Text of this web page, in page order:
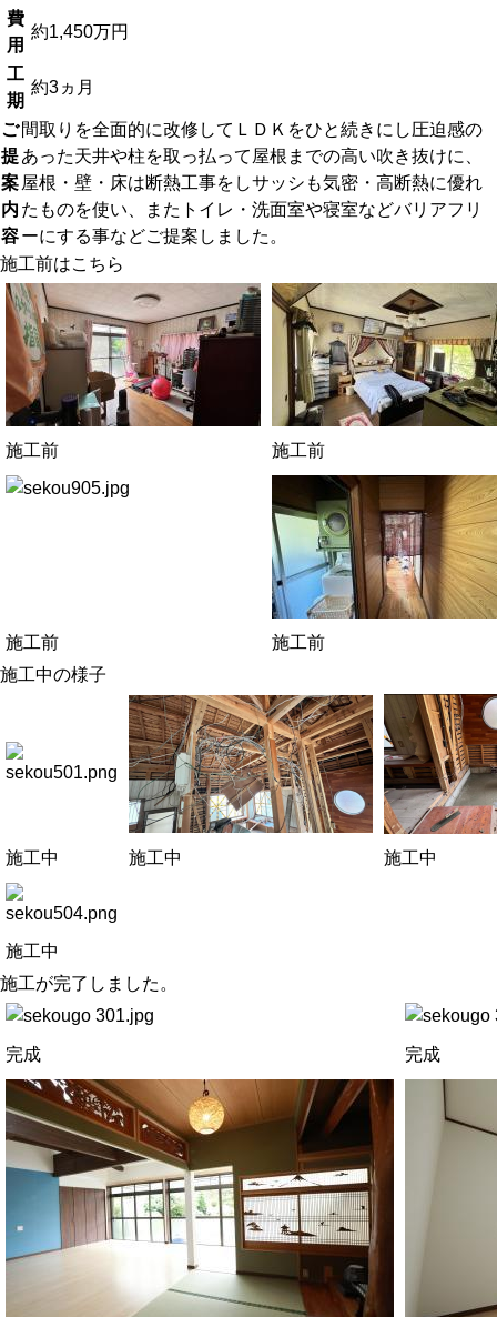
費
用
約1,450万円
工
期
約3ヵ月
ご
提
案
内
容
間取りを全面的に改修してＬＤＫをひと続きにし圧迫感の
あった天井や柱を取っ払って屋根までの高い吹き抜けに、
屋根・壁・床は断熱工事をしサッシも気密・高断熱に優れ
たものを使い、またトイレ・洗面室や寝室などバリアフリ
ーにする事などご提案しました。
施工前はこちら
施工前 施工前
施工前
施工前
施工中の様子
施工中 施工中 施工中
施工中
施工が完了しました。
完成 完成